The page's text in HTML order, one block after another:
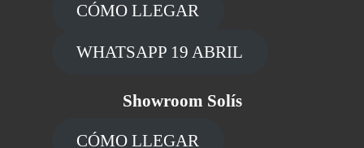
CÓMO LLEGAR
WHATSAPP 19 ABRIL
Showroom Solís
CÓMO LLEGAR